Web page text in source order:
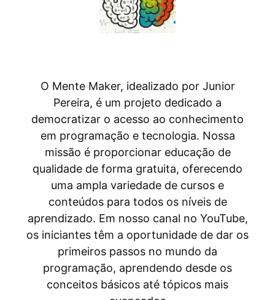
O Mente Maker, idealizado por Junior
Pereira, é um projeto dedicado a
democratizar o acesso ao conhecimento
em programação e tecnologia. Nossa
missão é proporcionar educação de
qualidade de forma gratuita, oferecendo
uma ampla variedade de cursos e
conteúdos para todos os níveis de
aprendizado. Em nosso canal no YouTube,
os iniciantes têm a oportunidade de dar os
primeiros passos no mundo da
programação, aprendendo desde os
conceitos básicos até tópicos mais